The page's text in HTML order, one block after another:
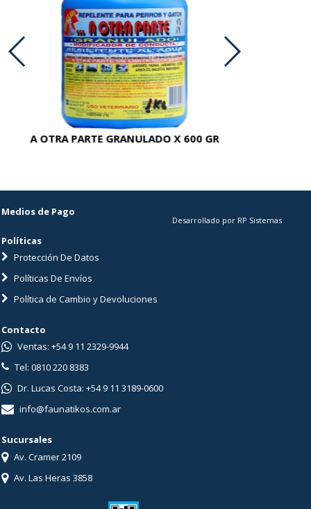
A OTRA PARTE GRANULADO X 600 GR
Medios de Pago
Políticas
Protección De Datos
Políticas De Envíos
Política de Cambio y Devoluciones
Desarrollado por RP Sistemas
Contacto
Ventas: +54 9 11 2329-9944
Tel: 0810 220 8383
Dr. Lucas Costa: +54 9 11 3189-0600
info@faunatikos.com.ar
Sucursales
Av. Cramer 2109
Av. Las Heras 3858